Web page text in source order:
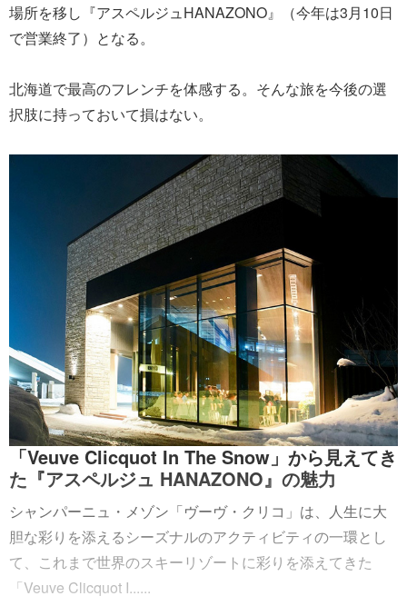
場所を移し『アスペルジュHANAZONO』（今年は3月10日
で営業終了）となる。
北海道で最高のフレンチを体感する。そんな旅を今後の選
択肢に持っておいて損はない。
「Veuve Clicquot In The Snow」から見えてき
た『アスペルジュ HANAZONO』の魅力
シャンパーニュ・メゾン「ヴーヴ・クリコ」は、人生に大
胆な彩りを添えるシーズナルのアクティビティの一環とし
て、これまで世界のスキーリゾートに彩りを添えてきた
「Veuve Clicquot I......